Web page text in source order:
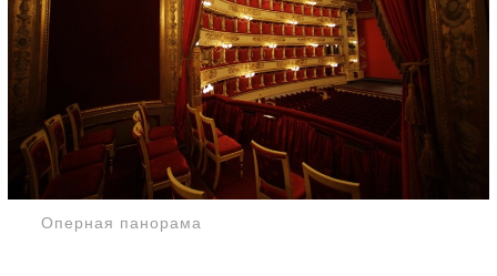
Оперная панорама